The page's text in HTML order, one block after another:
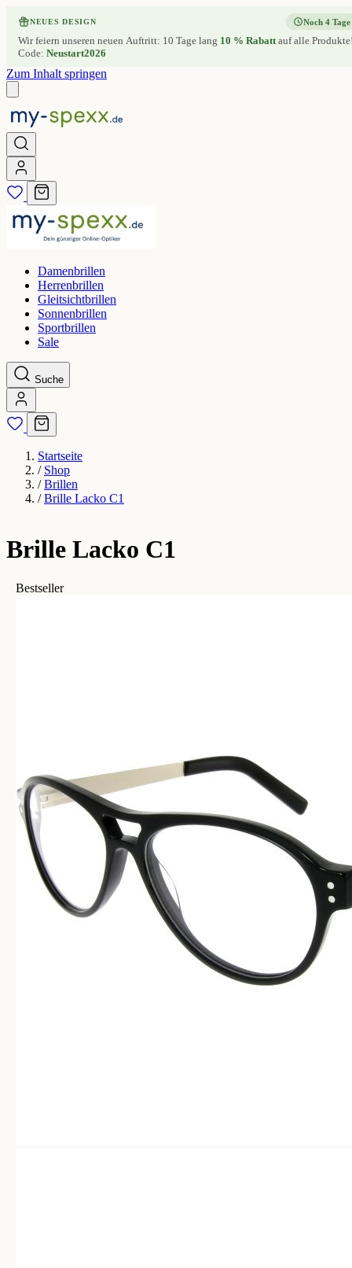
NEUES DESIGN
Wir feiern unseren neuen Auftritt: 10 Tage lang 10 % Rabattauf alle
Code: Neustart2026
Noch 4 Tage
Zum Inhalt springen
Damenbrillen
Herrenbrillen
Gleitsichtbrillen
Sonnenbrillen
Sportbrillen
Sale
Suche
Startseite
/ Shop
/ Brillen
/ Brille Lacko C1
Brille Lacko C1
Bestseller